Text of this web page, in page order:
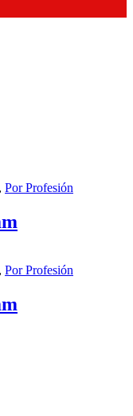
, Por Profesión
, Por Profesión